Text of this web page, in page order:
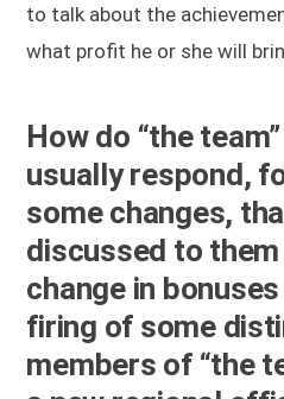
to talk about the
what profit he or she will
How do “the
usually respond,
some changes,
discussed to
change in
firing of some
members of “the